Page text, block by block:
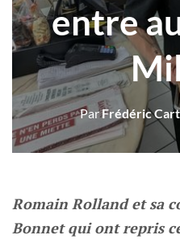
entre
ParFrédéric
Romain Rolland et sa
Bonnet qui ont repris